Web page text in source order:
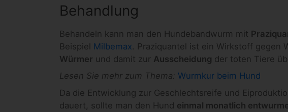
Behandlung
Behandeln kann man den Hundebandwurm mit
Beispiel Milbemax. Praziquantel ist ein Wirkstoff gegen
Würmer und damit zur Ausscheidung der toten Tiere
Lesen Sie mehr zum Thema: Wurmkur beim Hund
Da die Entwicklung zur Geschlechtsreife und
dauert, sollte man den Hund einmal monatlich